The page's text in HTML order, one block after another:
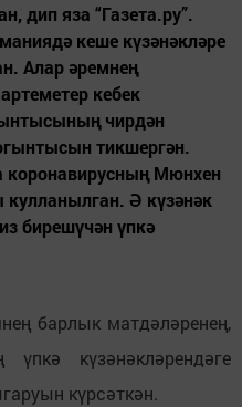
дип яза “Газета.ру”.
кеше күзәнәкләре
Алар әремнең
кебек
чирдән
тикшергән.
коронавирусның Мюнхен
Ә күзәнәк
бирешүчән үпкә
барлык матдәләренең,
күзәнәкләрендәге
күрсәткән.